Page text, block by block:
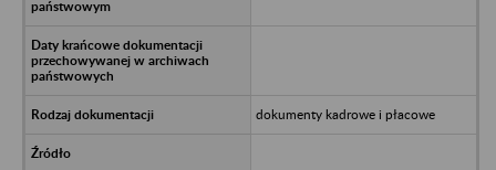
dokumenty kadrowe i płacowe